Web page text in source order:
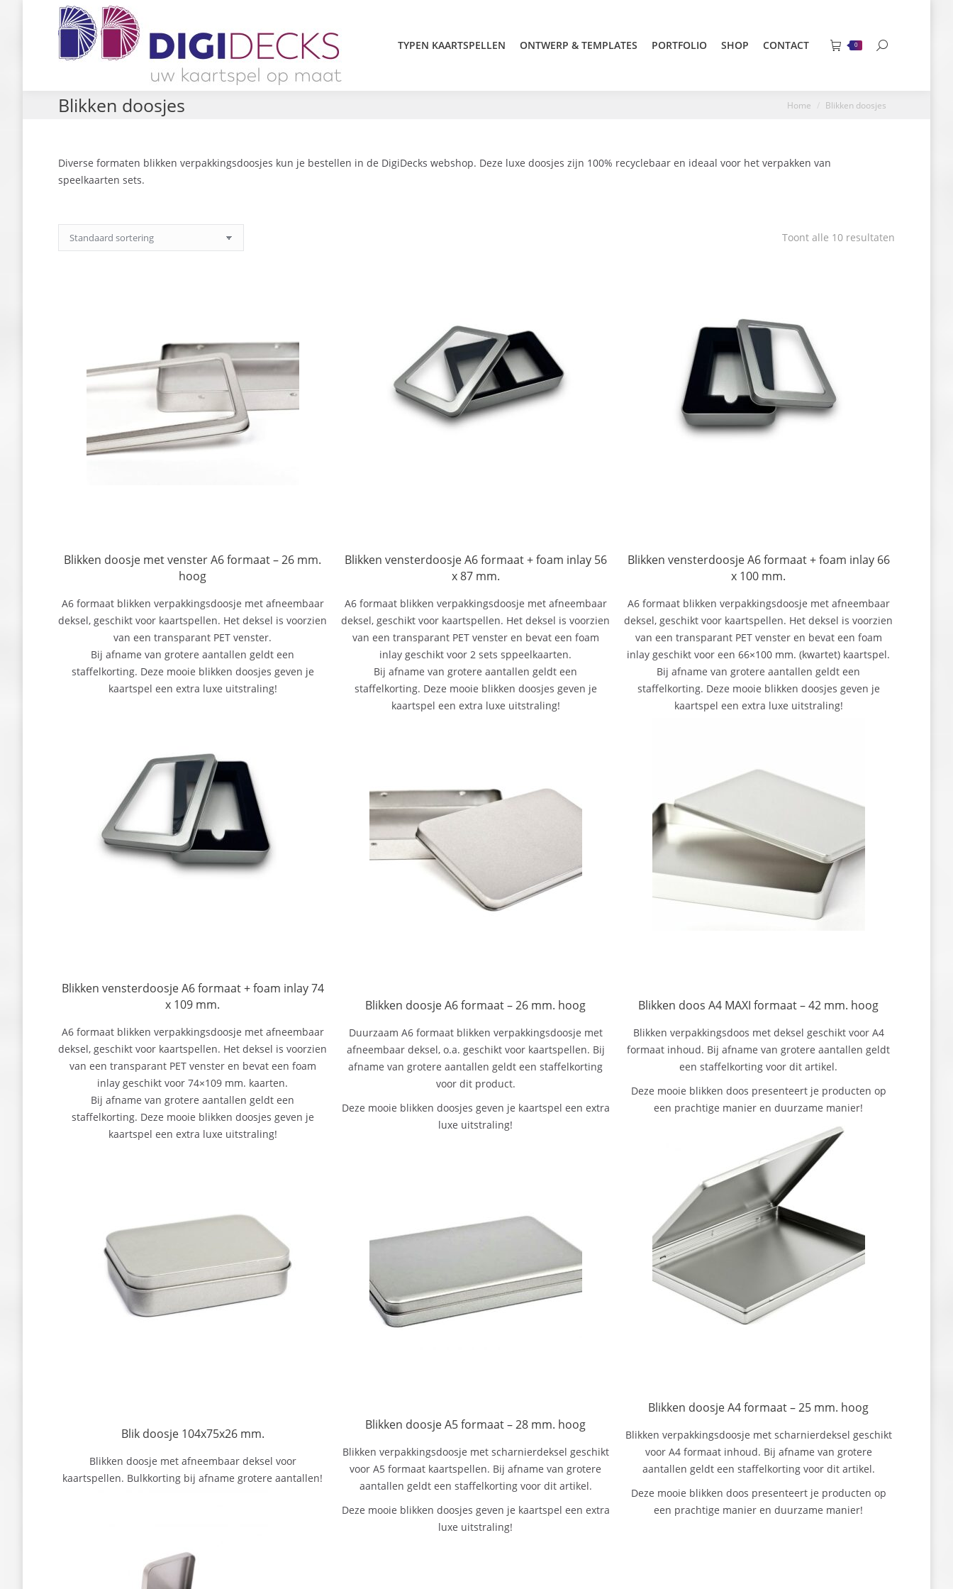
TYPEN KAARTSPELLEN ONTWERP & TEMPLATES PORTFOLIO SHOP CONTACT 0 Search:
Blikken doosjes Je bent hier:
Home Blikken doosjes
Diverse formaten blikken verpakkingsdoosjes kun je bestellen in de DigiDecks webshop. Deze luxe doosjes zijn 100% recyclebaar en ideaal voor het verpakken van
speelkaarten sets.
Toont alle 10 resultaten
Blikken doosje met venster A6 formaat – 26 mm.
hoog
A6 formaat blikken verpakkingsdoosje met afneembaar
deksel, geschikt voor kaartspellen. Het deksel is voorzien
van een transparant PET venster.
Bij afname van grotere aantallen geldt een
staffelkorting. Deze mooie blikken doosjes geven je
kaartspel een extra luxe uitstraling!
Blikken vensterdoosje A6 formaat + foam inlay 56
x 87 mm.
A6 formaat blikken verpakkingsdoosje met afneembaar
deksel, geschikt voor kaartspellen. Het deksel is voorzien
van een transparant PET venster en bevat een foam
inlay geschikt voor 2 sets sppeelkaarten.
Bij afname van grotere aantallen geldt een
staffelkorting. Deze mooie blikken doosjes geven je
kaartspel een extra luxe uitstraling!
Blikken vensterdoosje A6 formaat + foam inlay 66
x 100 mm.
A6 formaat blikken verpakkingsdoosje met afneembaar
deksel, geschikt voor kaartspellen. Het deksel is voorzien
van een transparant PET venster en bevat een foam
inlay geschikt voor een 66×100 mm. (kwartet) kaartspel.
Bij afname van grotere aantallen geldt een
staffelkorting. Deze mooie blikken doosjes geven je
kaartspel een extra luxe uitstraling!
Blikken vensterdoosje A6 formaat + foam inlay 74
x 109 mm.
A6 formaat blikken verpakkingsdoosje met afneembaar
deksel, geschikt voor kaartspellen. Het deksel is voorzien
van een transparant PET venster en bevat een foam
inlay geschikt voor 74×109 mm. kaarten.
Bij afname van grotere aantallen geldt een
staffelkorting. Deze mooie blikken doosjes geven je
kaartspel een extra luxe uitstraling!
Blikken doosje A6 formaat – 26 mm. hoog
Duurzaam A6 formaat blikken verpakkingsdoosje met
afneembaar deksel, o.a. geschikt voor kaartspellen. Bij
afname van grotere aantallen geldt een staffelkorting
voor dit product.
Deze mooie blikken doosjes geven je kaartspel een extra
luxe uitstraling!
Blikken doos A4 MAXI formaat – 42 mm. hoog
Blikken verpakkingsdoos met deksel geschikt voor A4
formaat inhoud. Bij afname van grotere aantallen geldt
een staffelkorting voor dit artikel.
Deze mooie blikken doos presenteert je producten op
een prachtige manier en duurzame manier!
Blikken doosje A4 formaat – 25 mm. hoog
Blikken verpakkingsdoosje met scharnierdeksel geschikt
voor A4 formaat inhoud. Bij afname van grotere
aantallen geldt een staffelkorting voor dit artikel.
Deze mooie blikken doos presenteert je producten op
een prachtige manier en duurzame manier!
Blikken doosje A5 formaat – 28 mm. hoog
Blikken verpakkingsdoosje met scharnierdeksel geschikt
voor A5 formaat kaartspellen. Bij afname van grotere
aantallen geldt een staffelkorting voor dit artikel.
Deze mooie blikken doosjes geven je kaartspel een extra
luxe uitstraling!
Blik doosje 104x75x26 mm.
Blikken doosje met afneembaar deksel voor
kaartspellen. Bulkkorting bij afname grotere aantallen!